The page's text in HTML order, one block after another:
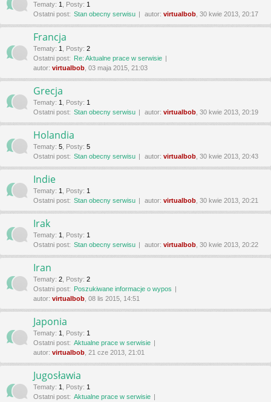
Tematy: 1 Posty: 1
Ostatni post: Stan obecny serwisu autor: virtualbob , 30 kwie 2013, 20:17
Francja
Tematy: 1 Posty: 2
Ostatni post: Re: Aktualne prace w serwisie
autor: virtualbob , 03 maja 2015, 21:03
Grecja
Tematy: 1 Posty: 1
Ostatni post: Stan obecny serwisu autor: virtualbob , 30 kwie 2013, 20:19
Holandia
Tematy: 5 Posty: 5
Ostatni post: Stan obecny serwisu autor: virtualbob , 30 kwie 2013, 20:43
Indie
Tematy: 1 Posty: 1
Ostatni post: Stan obecny serwisu autor: virtualbob , 30 kwie 2013, 20:21
Irak
Tematy: 1 Posty: 1
Ostatni post: Stan obecny serwisu autor: virtualbob , 30 kwie 2013, 20:22
Iran
Tematy: 2 Posty: 2
Ostatni post: Poszukiwane informacje o wypos
autor: virtualbob , 08 lis 2015, 14:51
Japonia
Tematy: 1 Posty: 1
Ostatni post: Aktualne prace w serwisie
autor: virtualbob , 21 cze 2013, 21:01
Jugosławia
Tematy: 1 Posty: 1
Ostatni post: Aktualne prace w serwisie